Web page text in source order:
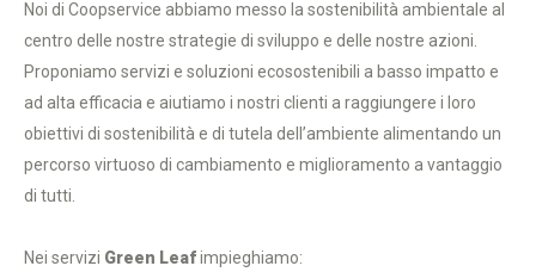
Noi di Coopservice abbiamo messo la sostenibilità ambientale al
centro delle nostre strategie di sviluppo e delle nostre azioni.
Proponiamo servizi e soluzioni ecosostenibili a basso impatto e
ad alta efficacia e aiutiamo i nostri clienti a raggiungere i loro
obiettivi di sostenibilità e di tutela dell’ambiente alimentando un
percorso virtuoso di cambiamento e miglioramento a vantaggio
di tutti.
Nei servizi Green Leafimpieghiamo: